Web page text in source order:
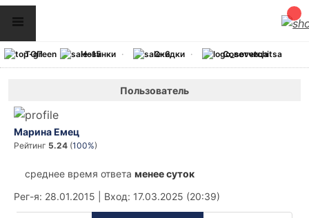
ТОП Новинки Скидки Советчица
Пользователь
Марина Емец
Рейтинг 5.24 (100%)
среднее время ответа менее суток
Рег-я: 28.01.2015 Вход: 17.03.2025 (20:39)